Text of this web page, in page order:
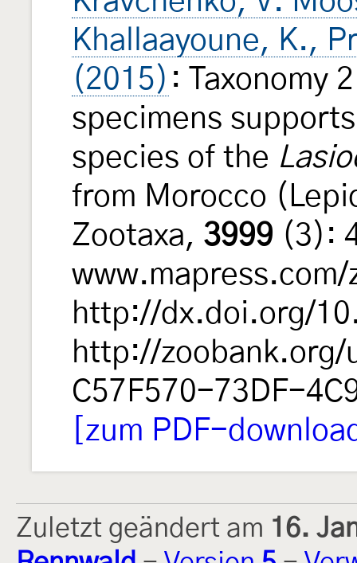
Khallaayoune, K.,
(2015) : Taxonomy
specimens
species of the
from Morocco
Zootaxa, 3999 (3):
http://dx.doi.org/
http://
C57F570-73DF-
[zum PDF-
Zuletzt geändert am 16.